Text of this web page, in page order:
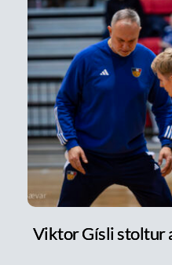
Viktor Gísli stoltur